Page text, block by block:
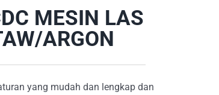
MESIN LAS
ARGON
yang mudah dan lengkap dan